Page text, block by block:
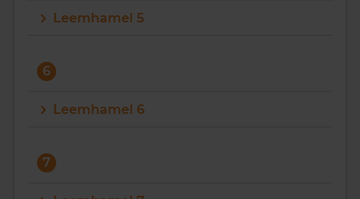
Leemhamel 5
6
Leemhamel 6
7